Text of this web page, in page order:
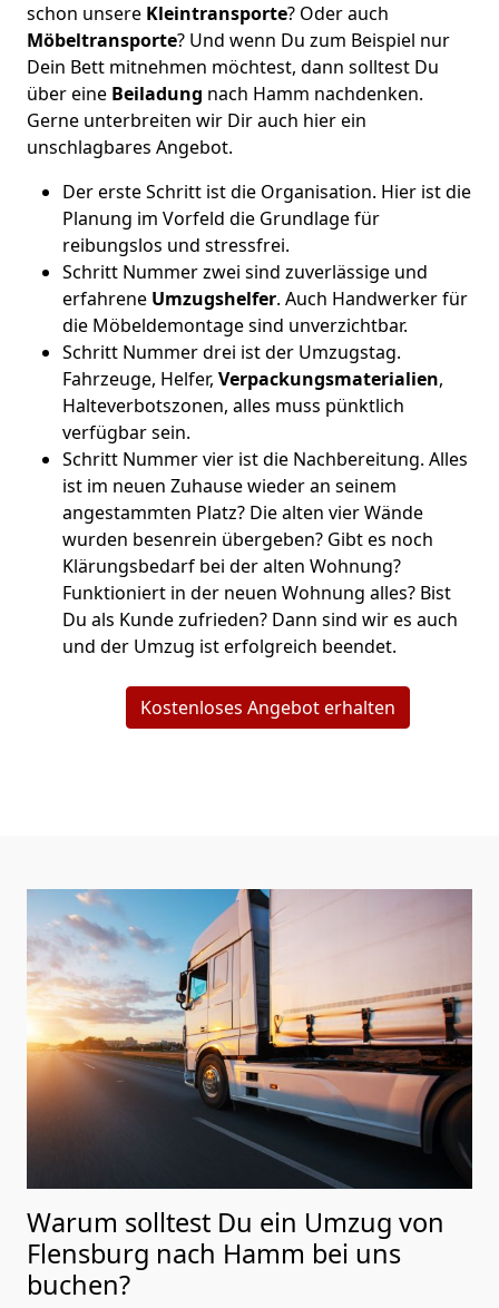
schon unsere Kleintransporte? Oder auch
Möbeltransporte? Und wenn Du zum Beispiel nur
Dein Bett mitnehmen möchtest, dann solltest Du
über eine Beiladung nach Hamm nachdenken.
Gerne unterbreiten wir Dir auch hier ein
unschlagbares Angebot.
Der erste Schritt ist die Organisation. Hier ist die
Planung im Vorfeld die Grundlage für
reibungslos und stressfrei.
Schritt Nummer zwei sind zuverlässige und
erfahrene Umzugshelfer. Auch Handwerker für
die Möbeldemontage sind unverzichtbar.
Schritt Nummer drei ist der Umzugstag.
Fahrzeuge, Helfer, Verpackungsmaterialien,
Halteverbotszonen, alles muss pünktlich
verfügbar sein.
Schritt Nummer vier ist die Nachbereitung. Alles
ist im neuen Zuhause wieder an seinem
angestammten Platz? Die alten vier Wände
wurden besenrein übergeben? Gibt es noch
Klärungsbedarf bei der alten Wohnung?
Funktioniert in der neuen Wohnung alles? Bist
Du als Kunde zufrieden? Dann sind wir es auch
und der Umzug ist erfolgreich beendet.
Kostenloses Angebot erhalten
Warum solltest Du ein Umzug von
Flensburg nach Hamm bei uns
buchen?